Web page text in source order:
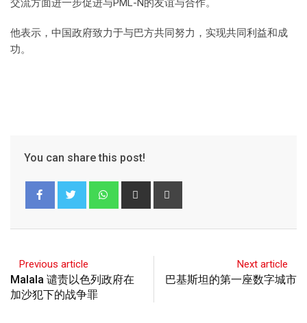
交流方面进一步促进与PML-N的友谊与合作。
他表示，中国政府致力于与巴方共同努力，实现共同利益和成
功。
You can share this post!
Previous article
Malala 谴责以色列政府在
加沙犯下的战争罪
Next article
巴基斯坦的第一座数字城市